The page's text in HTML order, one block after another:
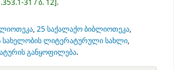
31 / ბ. 12 .
,25 საქალაქო ბიბლიოთეკა,
სახელობის ლიტერატურული სახლი,
განყოფილება.